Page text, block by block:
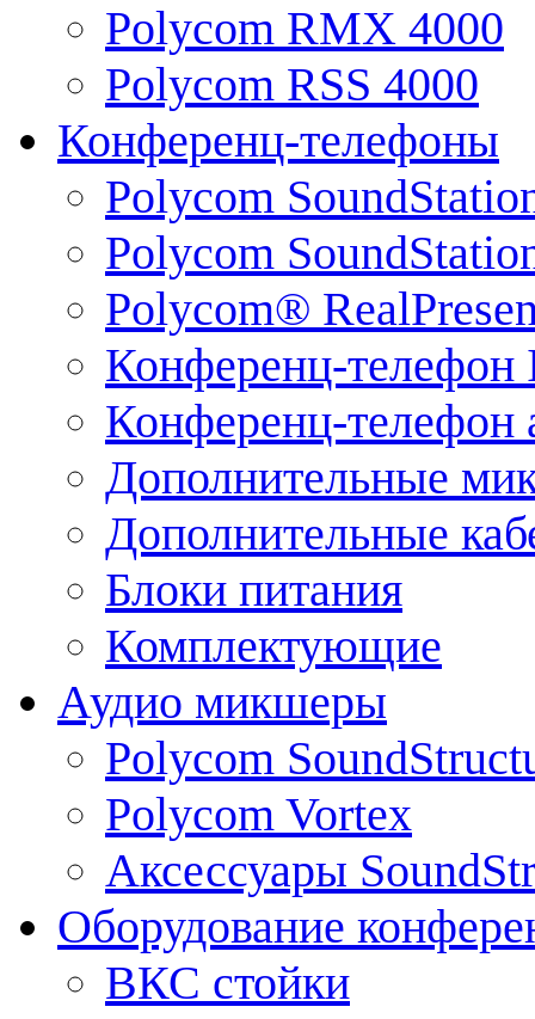
Polycom RMX 4000
Polycom RSS 4000
Конференц-телефоны
Polycom
Polycom
Polycom®
Конференц-телефон
Конференц-телефон
Дополнительные
Дополнительные
Блоки питания
Комплектующие
Аудио микшеры
Polycom
Polycom Vortex
Аксессуары
Оборудование
ВКС стойки